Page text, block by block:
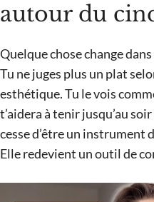
autour du
Quelque chose change
Tu ne juges plus un plat
esthétique. Tu le vois
t’aidera à tenir jusqu’au
cesse d’être un instrument
Elle redevient un outil de